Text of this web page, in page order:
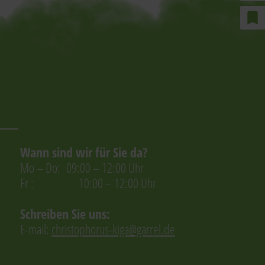
bookmark
Wann sind wir für Sie da?
Mo – Do: 09:00 – 12:00 Uhr
Fr : 10:00 – 12:00 Uhr
Schreiben Sie uns:
E-mail: christophorus-kiga@garrel.de